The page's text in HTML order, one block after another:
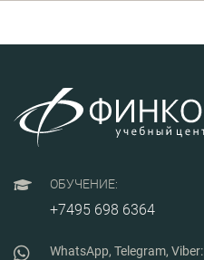
ОБУЧЕНИЕ:
+7495 698 6364
WhatsApp, Telegram, Viber: